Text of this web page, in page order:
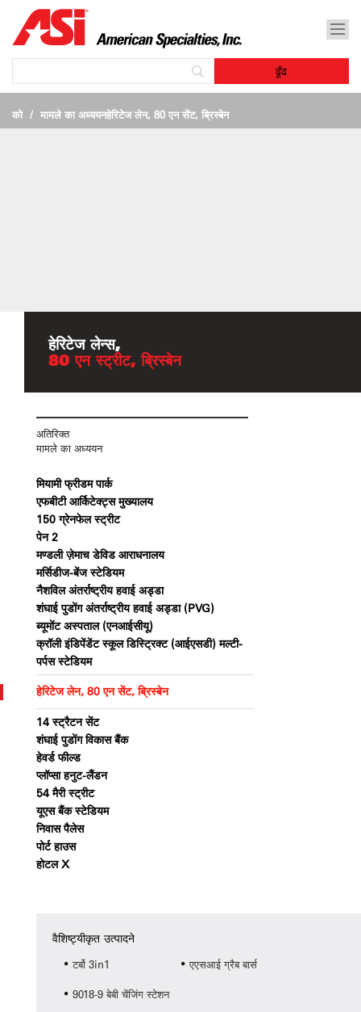
को मामले का अध्ययनहेरिटेज लेन, 80 एन सेंट, ब्रिस्बेन
हेरिटेज लेन्स,
80 एन स्ट्रीट, ब्रिस्बेन
अतिरिक्त
मामले का अध्ययन
मियामी फ्रीडम पार्क
एफबीटी आर्किटेक्ट्स मुख्यालय
150 ग्रेनफेल स्ट्रीट
पेन 2
मण्डली ज़ेमाच डेविड आराधनालय
मर्सिडीज-बेंज स्टेडियम
नैशविल अंतर्राष्ट्रीय हवाई अड्डा
शंघाई पुडोंग अंतर्राष्ट्रीय हवाई अड्डा (PVG)
ब्यूमोंट अस्पताल (एनआईसीयू)
क्रॉली इंडिपेंडेंट स्कूल डिस्ट्रिक्ट (आईएसडी) मल्टी-
पर्पस स्टेडियम
हेरिटेज लेन, 80 एन सेंट, ब्रिस्बेन
14 स्ट्रैटन सेंट
शंघाई पुडोंग विकास बैंक
हेवर्ड फील्ड
प्लॉप्सा हनुट-लैंडन
54 मैरी स्ट्रीट
यूएस बैंक स्टेडियम
निवास पैलेस
पोर्ट हाउस
होटल X
वैशिष्ट्यीकृत उत्पादने
टर्बो 3in1 एएसआई ग्रैब बार्स
9018-9 बेबी चेंजिंग स्टेशन